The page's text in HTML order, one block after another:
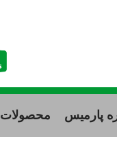
پارمیس محصولات